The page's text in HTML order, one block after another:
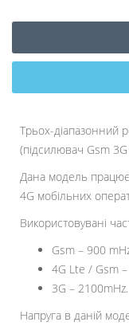
Трьох-діапазонний
(підсилювач Gsm
Дана модель працює
4G мобільних
Використовувані
Gsm – 900
4G Lte / Gsm
3G – 2100mHz.
Напруга в даній